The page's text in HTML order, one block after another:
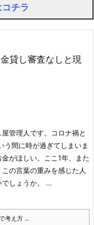
チラ
貸し審査なしと現
管理人です。
コロナ禍と
う間に時が過ぎてしまいま
がほしい。 ここ1年、また
の言葉の重みを感じた人
しょうか。 ...
考え方 ...